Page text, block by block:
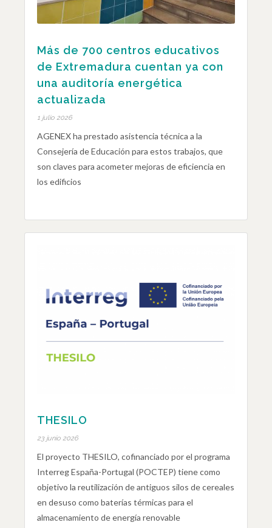
Más de 700 centros educativos
de Extremadura cuentan ya con
una auditoría energética
actualizada
1 julio 2026
AGENEX ha prestado asistencia técnica a la
Consejería de Educación para estos trabajos, que
son claves para acometer mejoras de eficiencia en
los edificios
THESILO
23 junio 2026
El proyecto THESILO, cofinanciado por el programa
Interreg España-Portugal (POCTEP) tiene como
objetivo la reutilización de antiguos silos de cereales
en desuso como baterías térmicas para el
almacenamiento de energía renovable